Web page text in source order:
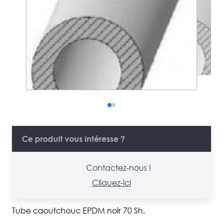
Ce produit vous intéresse ?
Contactez-nous !
Cliquez-ici
Tube caoutchouc EPDM noir 70 Sh.